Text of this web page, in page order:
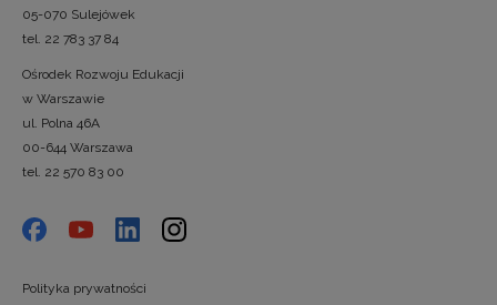
05-070 Sulejówek
tel. 22 783 37 84
Ośrodek Rozwoju Edukacji
w Warszawie
ul. Polna 46A
00-644 Warszawa
tel. 22 570 83 00
Polityka prywatności